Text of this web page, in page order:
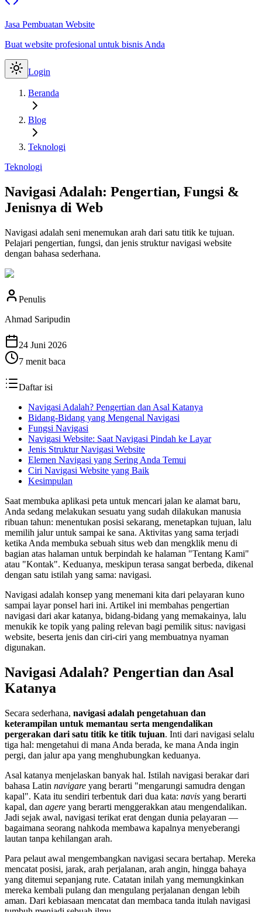
Jasa Pembuatan Website
Buat website profesional untuk bisnis Anda
Login
Beranda
Blog
Teknologi
Teknologi
Navigasi Adalah: Pengertian, Fungsi &
Jenisnya di Web
Navigasi adalah seni menemukan arah dari satu titik ke tujuan.
Pelajari pengertian, fungsi, dan jenis struktur navigasi website
dengan bahasa sederhana.
Penulis
Ahmad Saripudin
24 Juni 2026
7 menit baca
Daftar isi
Navigasi Adalah? Pengertian dan Asal Katanya
Bidang-Bidang yang Mengenal Navigasi
Fungsi Navigasi
Navigasi Website: Saat Navigasi Pindah ke Layar
Jenis Struktur Navigasi Website
Elemen Navigasi yang Sering Anda Temui
Ciri Navigasi Website yang Baik
Kesimpulan
Saat membuka aplikasi peta untuk mencari jalan ke alamat baru,
Anda sedang melakukan sesuatu yang sudah dilakukan manusia
ribuan tahun: menentukan posisi sekarang, menetapkan tujuan, lalu
memilih jalur untuk sampai ke sana. Aktivitas yang sama terjadi
ketika Anda membuka sebuah situs web dan mengklik menu di
bagian atas halaman untuk berpindah ke halaman "Tentang Kami"
atau "Kontak". Keduanya, meskipun terasa sangat berbeda, dikenal
dengan satu istilah yang sama: navigasi.
Navigasi adalah konsep yang menemani kita dari pelayaran kuno
sampai layar ponsel hari ini. Artikel ini membahas pengertian
navigasi dari akar katanya, bidang-bidang yang memakainya, lalu
menukik ke topik yang paling relevan bagi pemilik situs: navigasi
website, beserta jenis dan ciri-ciri yang membuatnya nyaman
digunakan.
Navigasi Adalah? Pengertian dan Asal
Katanya
Secara sederhana, navigasi adalah pengetahuan dan
keterampilan untuk memantau serta mengendalikan
pergerakan dari satu titik ke titik tujuan. Inti dari navigasi selalu
tiga hal: mengetahui di mana Anda berada, ke mana Anda ingin
pergi, dan jalur apa yang menghubungkan keduanya.
Asal katanya menjelaskan banyak hal. Istilah navigasi berakar dari
bahasa Latin navigare yang berarti "mengarungi samudra dengan
kapal". Kata itu sendiri terbentuk dari dua kata: navis yang berarti
kapal, dan agere yang berarti menggerakkan atau mengendalikan.
Jadi sejak awal, navigasi terikat erat dengan dunia pelayaran —
bagaimana seorang nahkoda membawa kapalnya menyeberangi
lautan tanpa kehilangan arah.
Para pelaut awal mengembangkan navigasi secara bertahap. Mereka
mencatat posisi, jarak, arah perjalanan, arah angin, hingga bahaya
yang ditemui sepanjang rute. Catatan inilah yang memungkinkan
mereka kembali pulang dan mengulang perjalanan dengan lebih
aman. Dari kebiasaan mencatat dan membaca tanda itulah navigasi